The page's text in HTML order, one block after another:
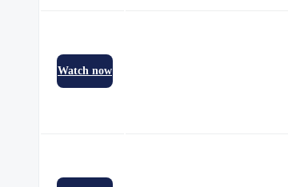
Watch now